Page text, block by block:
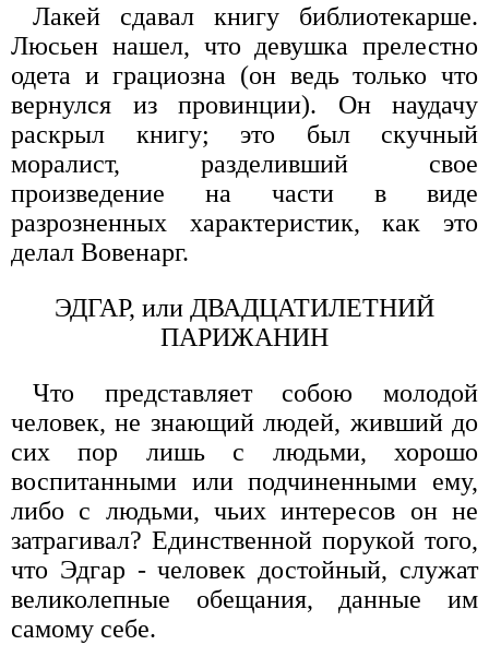
Лакей сдавал книгу библиотекарше.
Люсьен нашел, что девушка прелестно
одета и грациозна (он ведь только что
вернулся из провинции). Он наудачу
раскрыл книгу; это был скучный
моралист, разделивший свое
произведение на части в виде
разрозненных характеристик, как это
делал Вовенарг.
ЭДГАР, или ДВАДЦАТИЛЕТНИЙ
ПАРИЖАНИН
Что представляет собою молодой
человек, не знающий людей, живший до
сих пор лишь с людьми, хорошо
воспитанными или подчиненными ему,
либо с людьми, чьих интересов он не
затрагивал? Единственной порукой того,
что Эдгар - человек достойный, служат
великолепные обещания, данные им
самому себе.